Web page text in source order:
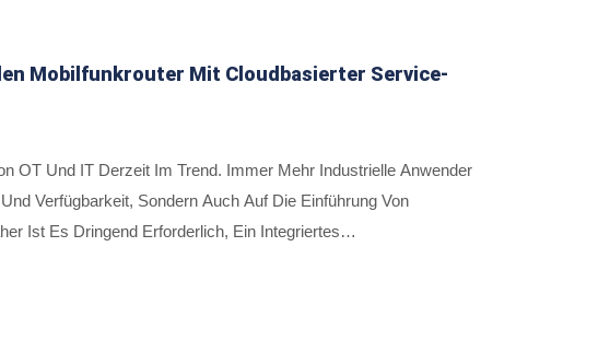
Mobilfunkrouter Mit Cloudbasierter Service-
OT Und IT Derzeit Im Trend. Immer Mehr Industrielle Anwender
Verfügbarkeit, Sondern Auch Auf Die Einführung Von
Ist Es Dringend Erforderlich, Ein Integriertes
Industriellen Mobilfunkroutern Und Bietet Ein